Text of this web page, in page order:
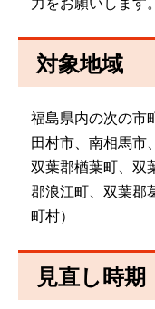
力をお願いします。
対象地域
福島県内の次の市
田村市、南相馬市
双葉郡楢葉町、双
郡浪江町、双葉郡
町村）
見直し時期